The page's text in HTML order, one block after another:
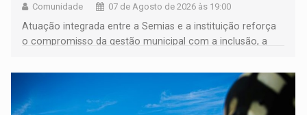
Comunidade 07 de Agosto de 2026 às 19:00
Atuação integrada entre a Semias e a instituição reforça
o compromisso da gestão municipal com a inclusão, a